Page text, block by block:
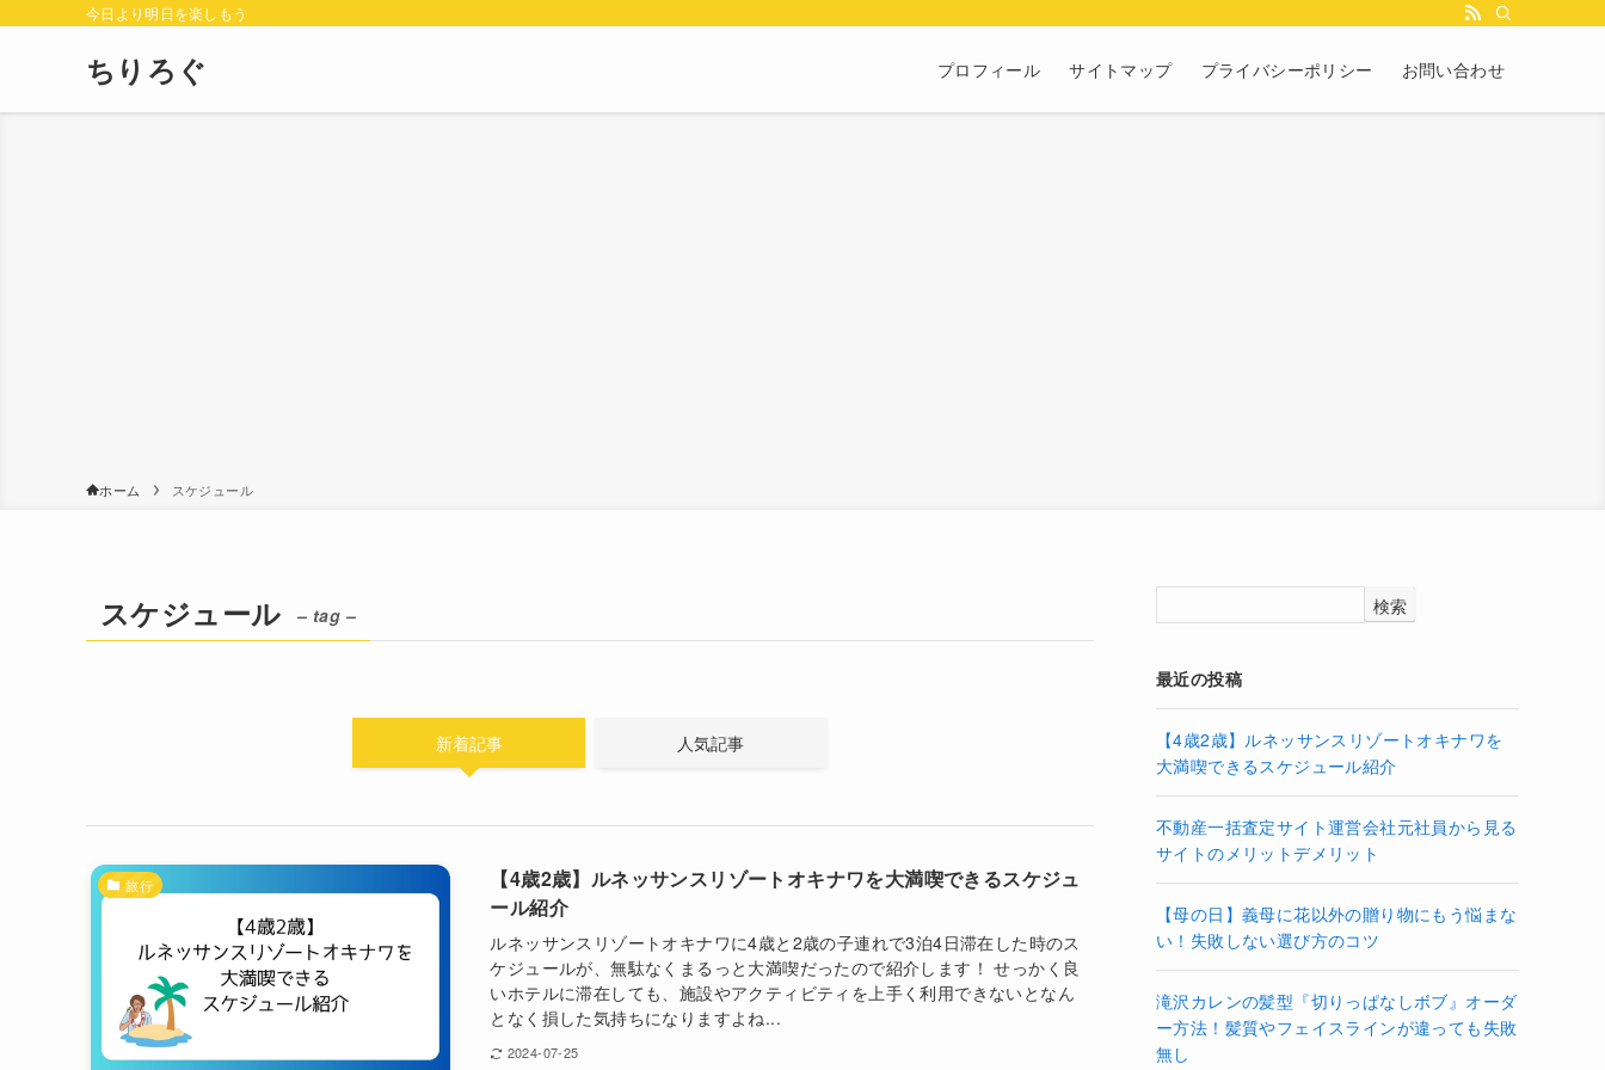
今日より明日を楽しもう
ちりろぐ プロフィール サイトマップ プライバシーポリシー お問い合わせ
ホーム スケジュール
スケジュール – tag –
新着記事 人気記事
旅行
【4歳2歳】ルネッサンスリゾートオキナワを大満喫できるスケジュ
ール紹介
ルネッサンスリゾートオキナワに4歳と2歳の子連れで3泊4日滞在した時のス
ケジュールが、無駄なくまるっと大満喫だったので紹介します！ せっかく良
いホテルに滞在しても、施設やアクティビティを上手く利用できないとなん
となく損した気持ちになりますよね...
2024-07-25
検索
最近の投稿
【4歳2歳】ルネッサンスリゾートオキナワを
大満喫できるスケジュール紹介
不動産一括査定サイト運営会社元社員から見る
サイトのメリットデメリット
【母の日】義母に花以外の贈り物にもう悩まな
い！失敗しない選び方のコツ
滝沢カレンの髪型『切りっぱなしボブ』オーダ
ー方法！髪質やフェイスラインが違っても失敗
無し